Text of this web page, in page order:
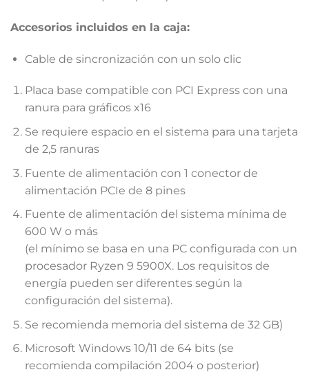
Accesorios incluidos en la caja:
Cable de sincronización con un solo clic
Placa base compatible con PCI Express con una
ranura para gráficos x16
Se requiere espacio en el sistema para una tarjeta
de 2,5 ranuras
Fuente de alimentación con 1 conector de
alimentación PCIe de 8 pines
Fuente de alimentación del sistema mínima de
600 W o más
(el mínimo se basa en una PC configurada con un
procesador Ryzen 9 5900X. Los requisitos de
energía pueden ser diferentes según la
configuración del sistema).
Se recomienda memoria del sistema de 32 GB)
Microsoft Windows 10/11 de 64 bits (se
recomienda compilación 2004 o posterior)